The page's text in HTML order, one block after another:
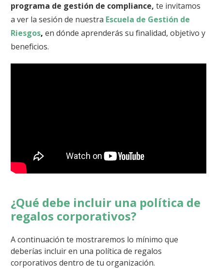
programa de gestión de compliance, te invitamos
a ver la sesión de nuestra Escuela de Gestión de
Riesgos, en dónde aprenderás su finalidad, objetivo y
beneficios.
¿Qué debe incluir una política de
regalos corporativos?
A continuación te mostraremos lo mínimo que
deberías incluir en una política de regalos
corporativos dentro de tu organización.